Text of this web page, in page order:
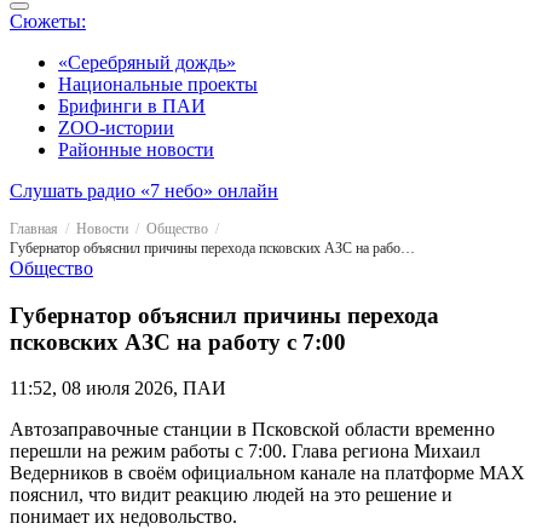
Сюжеты:
«Серебряный дождь»
Национальные проекты
Брифинги в ПАИ
ZOO-истории
Районные новости
Слушать радио «7 небо» онлайн
Главная Новости
Общество
Губернатор объяснил причины перехода псковских АЗС на работу с 7:00
Общество
Губернатор объяснил причины перехода
псковских АЗС на работу с 7:00
11:52, 08 июля 2026, ПАИ
Автозаправочные станции в Псковской области временно
перешли на режим работы с 7:00. Глава региона Михаил
Ведерников в своём официальном канале на платформе MAX
пояснил, что видит реакцию людей на это решение и
понимает их недовольство.